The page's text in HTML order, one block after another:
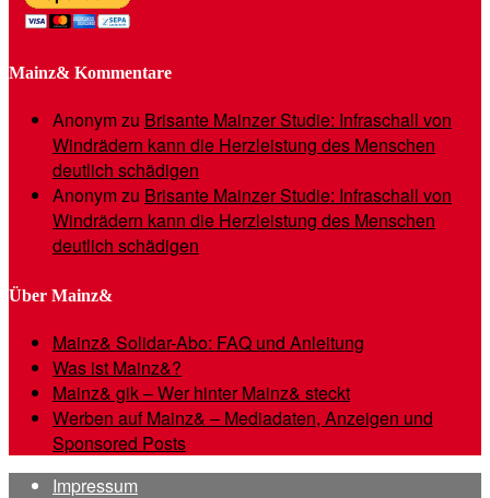
Mainz& Kommentare
Anonymzu Brisante Mainzer Studie: Infraschall von
Windrädern kann die Herzleistung des Menschen
deutlich schädigen
Anonymzu Brisante Mainzer Studie: Infraschall von
Windrädern kann die Herzleistung des Menschen
deutlich schädigen
Über Mainz&
Mainz& Solidar-Abo: FAQ und Anleitung
Was ist Mainz&?
Mainz& gik – Wer hinter Mainz& steckt
Werben auf Mainz& – Mediadaten, Anzeigen und
Sponsored Posts
Impressum